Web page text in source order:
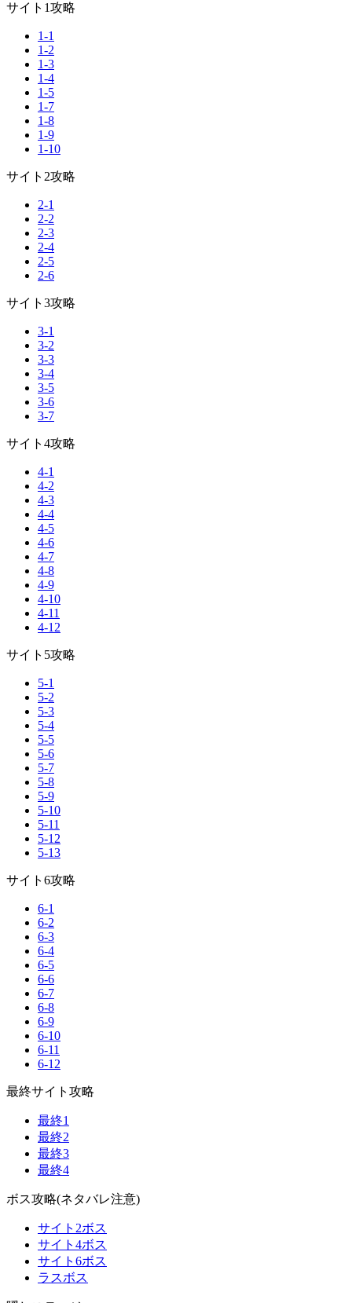
サイト1攻略
1-1
1-2
1-3
1-4
1-5
1-7
1-8
1-9
1-10
サイト2攻略
2-1
2-2
2-3
2-4
2-5
2-6
サイト3攻略
3-1
3-2
3-3
3-4
3-5
3-6
3-7
サイト4攻略
4-1
4-2
4-3
4-4
4-5
4-6
4-7
4-8
4-9
4-10
4-11
4-12
サイト5攻略
5-1
5-2
5-3
5-4
5-5
5-6
5-7
5-8
5-9
5-10
5-11
5-12
5-13
サイト6攻略
6-1
6-2
6-3
6-4
6-5
6-6
6-7
6-8
6-9
6-10
6-11
6-12
最終サイト攻略
最終1
最終2
最終3
最終4
ボス攻略(ネタバレ注意)
サイト2ボス
サイト4ボス
サイト6ボス
ラスボス